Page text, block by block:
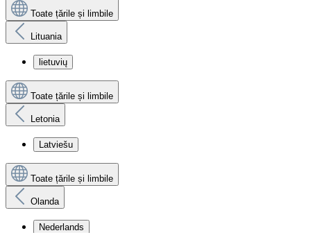
Toate țările și limbile
Lituania
lietuvių
Toate țările și limbile
Letonia
Latviešu
Toate țările și limbile
Olanda
Nederlands